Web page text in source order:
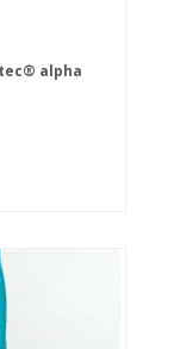
alpha